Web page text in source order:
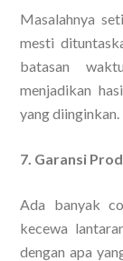
Masalahnya
mesti
batasan
menjadikan
yang diinginkan.
7. Garansi
Ada banyak
kecewa
dengan apa